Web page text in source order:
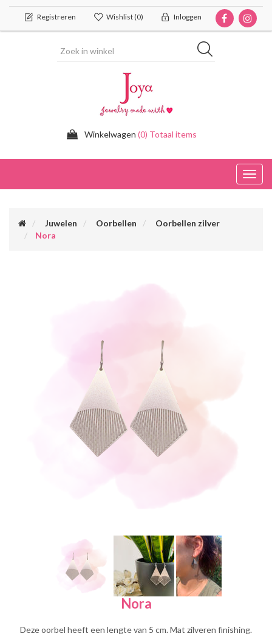
Registreren Wishlist(0) Inloggen
Winkelwagen (0) Totaal items
Juwelen Oorbellen
Oorbellen zilver
Nora
Nora
Deze oorbel heeft een lengte van 5 cm. Mat zilveren finishing.